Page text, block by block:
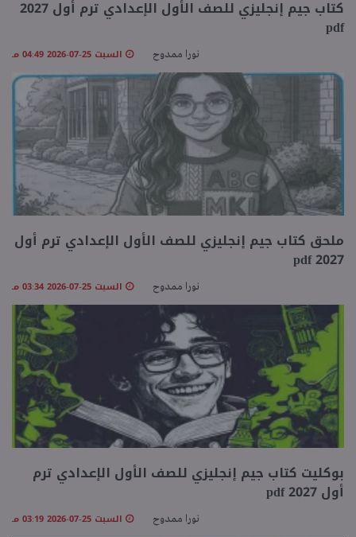
كتاب جيم إنجليزي للصف الأول الإعدادي ترم أول 2027
pdf
نورا ممدوح السبت 25-07-2026 04:49 مـ
ملحق كتاب جيم إنجليزي للصف الأول الإعدادي ترم أول
2027 pdf
نورا ممدوح السبت 25-07-2026 03:34 مـ
بوكليت كتاب جيم إنجليزي للصف الأول الإعدادي ترم
أول 2027 pdf
نورا ممدوح السبت 25-07-2026 03:19 مـ